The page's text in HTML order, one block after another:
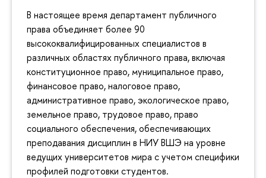
В настоящее время департамент публичного
права объединяет более 90
высококвалифицированных специалистов в
различных областях публичного права, включая
конституционное право, муниципальное право,
финансовое право, налоговое право,
административное право, экологическое право,
земельное право, трудовое право, право
социального обеспечения, обеспечивающих
преподавания дисциплин в НИУ ВШЭ на уровне
ведущих университетов мира с учетом специфики
профилей подготовки студентов.